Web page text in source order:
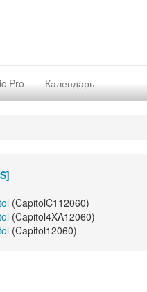
Pro Календарь
(CapitolC112060)
(Capitol4XA12060)
(Capitol12060)